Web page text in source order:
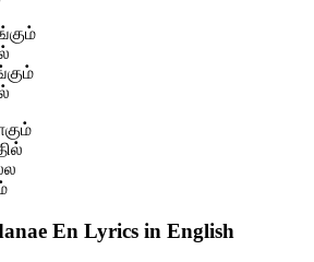
En Lyrics in English